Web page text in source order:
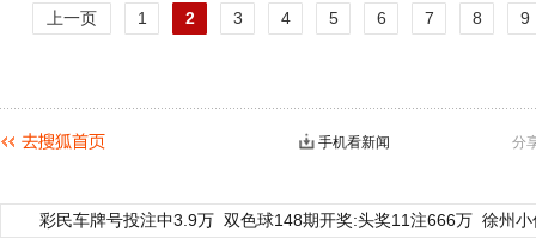
上一页 1 2 3 4 5 6 7 8 9
分
手机看新闻
彩民车牌号投注中3.9万 双色球148期开奖:头奖11注666万 徐州